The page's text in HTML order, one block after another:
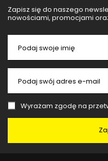
Zapisz się do naszego
nowościami, promocjami
Podaj swoje imię
Podaj swój adres e-mail
Wyrażam zgodę na przetwarzanie moich danych osobowych (adres